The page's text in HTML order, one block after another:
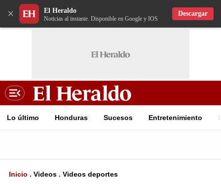
× El Heraldo
Noticias al instante. Disponible en Google y IOS
Descargar
Lo último Honduras Sucesos Entretenimiento
Inicio . Videos . Videos deportes